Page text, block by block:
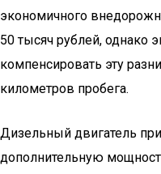
экономичного
50 тысяч рублей, однако
компенсировать эту
километров пробега.
Дизельный двигатель
дополнительную